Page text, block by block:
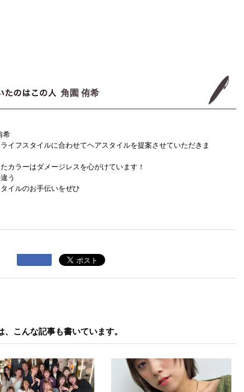
角園 侑希
希
イフスタイルに合わせてヘアスタイルを提案させていただきま
カラーはダメージレスを心がけています！
う
イルのお手伝いをぜひ
、こんな記事も書いています。